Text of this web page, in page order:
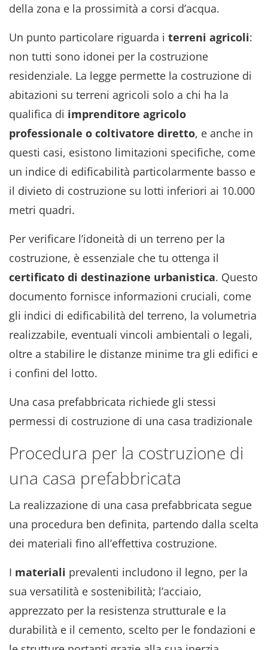
della zona e la prossimità a corsi d’acqua.
Un punto particolare riguarda i terreni agricoli:
non tutti sono idonei per la costruzione
residenziale. La legge permette la costruzione di
abitazioni su terreni agricoli solo a chi ha la
qualifica di imprenditore agricolo
professionale o coltivatore diretto, e anche in
questi casi, esistono limitazioni specifiche, come
un indice di edificabilità particolarmente basso e
il divieto di costruzione su lotti inferiori ai 10.000
metri quadri.
Per verificare l’idoneità di un terreno per la
costruzione, è essenziale che tu ottenga il
certificato di destinazione urbanistica. Questo
documento fornisce informazioni cruciali, come
gli indici di edificabilità del terreno, la volumetria
realizzabile, eventuali vincoli ambientali o legali,
oltre a stabilire le distanze minime tra gli edifici e
i confini del lotto.
Una casa prefabbricata richiede gli stessi
permessi di costruzione di una casa tradizionale
Procedura per la costruzione di
una casa prefabbricata
La realizzazione di una casa prefabbricata segue
una procedura ben definita, partendo dalla scelta
dei materiali fino all’effettiva costruzione.
I materiali prevalenti includono il legno, per la
sua versatilità e sostenibilità; l’acciaio,
apprezzato per la resistenza strutturale e la
durabilità e il cemento, scelto per le fondazioni e